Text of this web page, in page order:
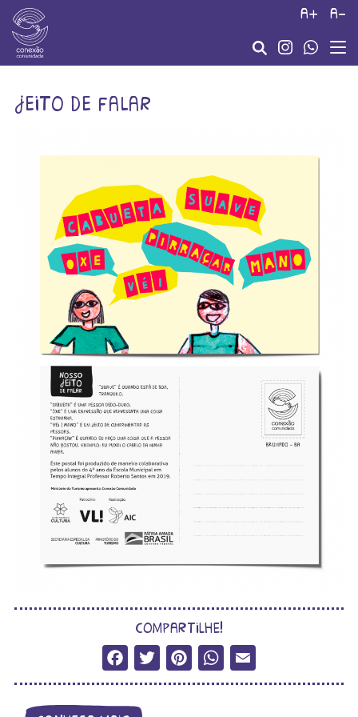
a+ a-
jeito de falar
compartilhe!
Facebook
Twitter
Pinterest
WhatsApp